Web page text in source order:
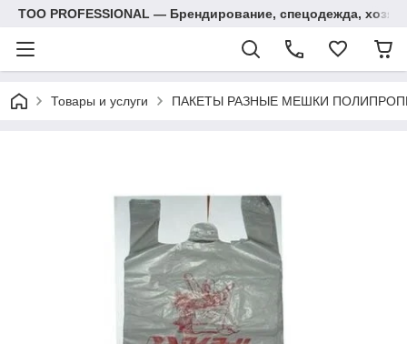
ТОО PROFESSIONAL — Брендирование, спецодежда,
Товары и услуги ПАКЕТЫ РАЗНЫЕ МЕШКИ